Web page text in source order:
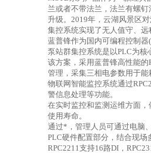
兰或者不带法兰，法兰有螺
升级。 2019年，云湖风景区
集控系统实现了无人值守、
蓝普锋作为国内可编程控制器
泵站群集控系统是以PLC为核
该方案，采用蓝普锋高性能的
管理，采集三相电参数用于能
物联网智能监控系统通过
警信息处理等功能。
在实时监控和监测运维方面，
使用寿命。
通过*，管理人员可通过电脑
PLC硬件配置部分，结合现场
RPC2211支持16路DI ，